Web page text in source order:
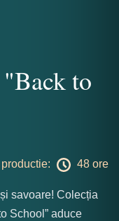
to
48 ore
savoare! Colecția
School” aduce